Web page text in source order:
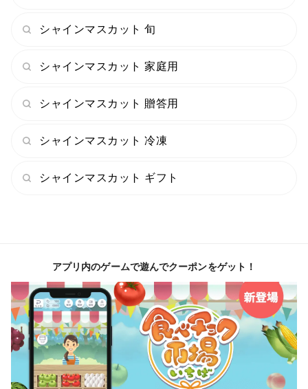
ぴったりです♪
・食べ比べをしたいけれど、毎回の注文が手間に感じる
・いろんな品種を試してみたいけれど、選び方に迷って
お申し込みください。
※注意事項
・生産者さんが収穫時期を見極めてお届けするため、本
商品は日時指定を承ることができません。あらかじめご
了承ください。
・品種や内容量は生産者ごとに異なります。また、生産
シャインマスカット 旬
シャインマスカット 家庭用
シャインマスカット 贈答用
シャインマスカット 冷凍
シャインマスカット ギフト
アプリ内のゲームで遊んでクーポンをゲット！